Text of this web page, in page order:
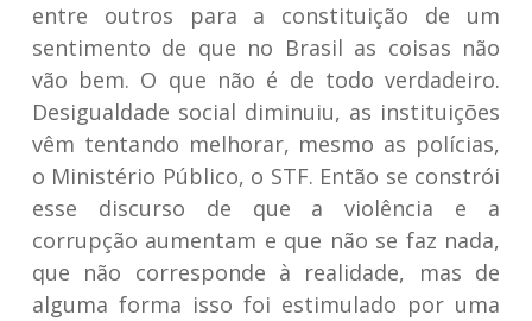
entre outros para a constituição de um
sentimento de que no Brasil as coisas não
vão bem. O que não é de todo verdadeiro.
Desigualdade social diminuiu, as instituições
vêm tentando melhorar, mesmo as polícias,
o Ministério Público, o STF. Então se constrói
esse discurso de que a violência e a
corrupção aumentam e que não se faz nada,
que não corresponde à realidade, mas de
alguma forma isso foi estimulado por uma